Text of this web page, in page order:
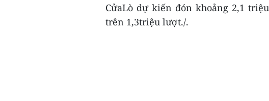
CửaLò dự kiến đón khoảng 2,1
trên 1,3triệu lượt./.